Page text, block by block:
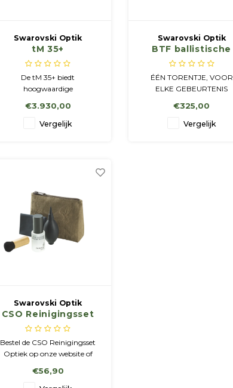
Swarovski Optik
tM 35+
Warmtebeeldkijker
Clipon/handkijker
De tM 35+ biedt
hoogwaardige
een modern clip-on
warmtebeeldapparaat.
€3.930,00
Vergelijk
Swarovski Optik
BTF ballistische
turretflex
ÉÉN TORENTJE, VOOR
ELKE GEBEURTENIS
€325,00
Vergelijk
Swarovski Optik
CSO Reinigingsset
Optiek
Bestel de CSO Reinigingsset
Optiek op onze website of
Ingber (Zuid-Limburg NL)
€56,90